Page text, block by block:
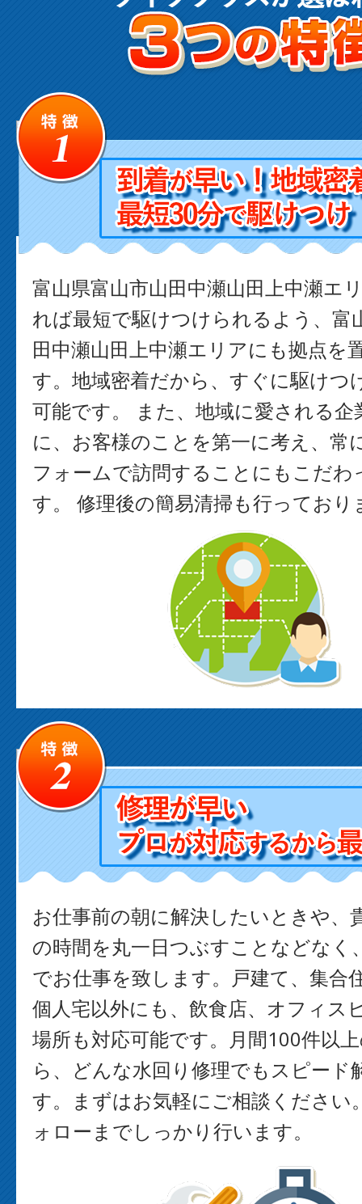
富山県富山市山田中瀬山田上中瀬エ
れば最短で駆けつけられるよう、富
田中瀬山田上中瀬エリアにも拠点を
す。地域密着だから、すぐに駆けつ
可能です。 また、地域に愛される
に、お客様のことを第一に考え、常
フォームで訪問することにもこだわ
す。 修理後の簡易清掃も行っており
お仕事前の朝に解決したいときや、
の時間を丸一日つぶすことなどなく
でお仕事を致します。戸建て、集合
個人宅以外にも、飲食店、オフィス
場所も対応可能です。月間100件以
ら、どんな水回り修理でもスピード
す。まずはお気軽にご相談ください
ォローまでしっかり行います。